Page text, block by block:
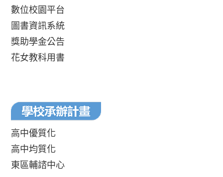
數位校園平台
圖書資訊系統
獎助學金公告
花女教科用書
高中優質化
高中均質化
東區輔諮中心